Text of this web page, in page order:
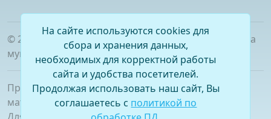
© 2026
. Официальный сайт Думы городского округа
муниципального образования «город Саянск»
При полном или частичном использовании
материалов ссылка на сайт обязательна.
На сайте используются cookies для
сбора и хранения данных,
необходимых для корректной работы
сайта и удобства посетителей.
Продолжая использовать наш сайт, Вы
соглашаетесь с политикой по